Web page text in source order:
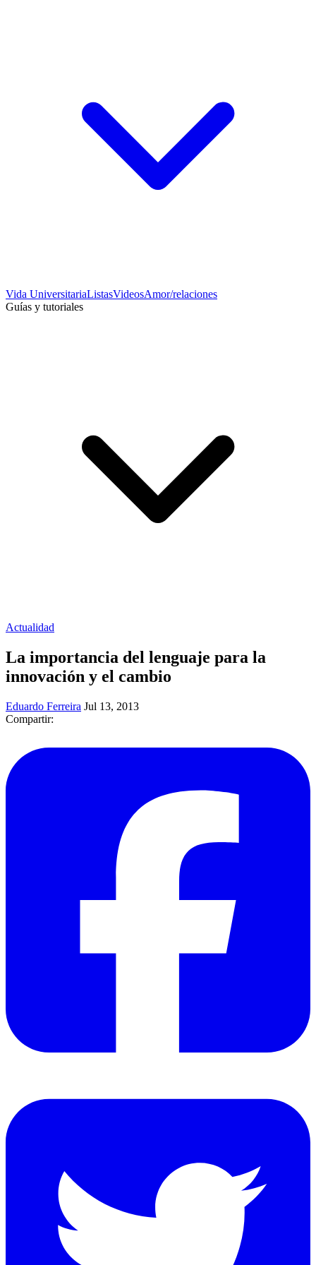
Vida UniversitariaListasVideosAmor/relaciones
Guías y tutoriales
Actualidad
La importancia del lenguaje para la
innovación y el cambio
Eduardo Ferreira Jul 13, 2013
Compartir: